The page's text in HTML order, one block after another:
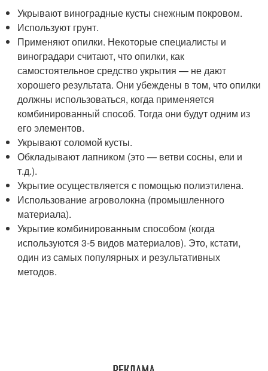
Укрывают виноградные кусты снежным покровом.
Используют грунт.
Применяют опилки. Некоторые специалисты и
виноградари считают, что опилки, как
самостоятельное средство укрытия — не дают
хорошего результата. Они убеждены в том, что опилки
должны использоваться, когда применяется
комбинированный способ. Тогда они будут одним из
его элементов.
Укрывают соломой кусты.
Обкладывают лапником (это — ветви сосны, ели и
т.д.).
Укрытие осуществляется с помощью полиэтилена.
Использование агроволокна (промышленного
материала).
Укрытие комбинированным способом (когда
используются 3-5 видов материалов). Это, кстати,
один из самых популярных и результативных
методов.